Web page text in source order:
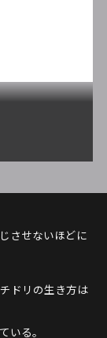
させないほどに
ドリの生き方は
いる。